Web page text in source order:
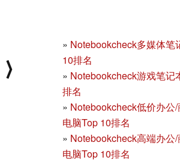
» Notebookcheck多媒体笔
10排名
» Notebookcheck游戏笔记
排名
» Notebookcheck低价办公
电脑Top 10排名
» Notebookcheck高端办公
电脑Top 10排名
⟩